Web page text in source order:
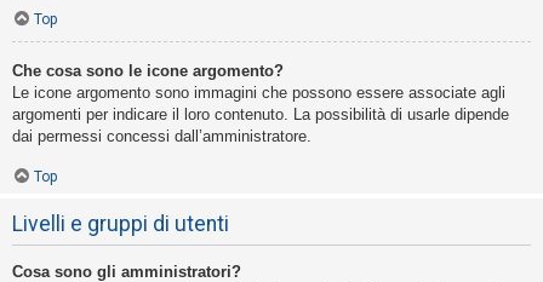
Top
Che cosa sono le icone argomento?
Le icone argomento sono immagini che possono essere associate agli
argomenti per indicare il loro contenuto. La possibilità di usarle dipende
dai permessi concessi dall’amministratore.
Top
Livelli e gruppi di utenti
Cosa sono gli amministratori?